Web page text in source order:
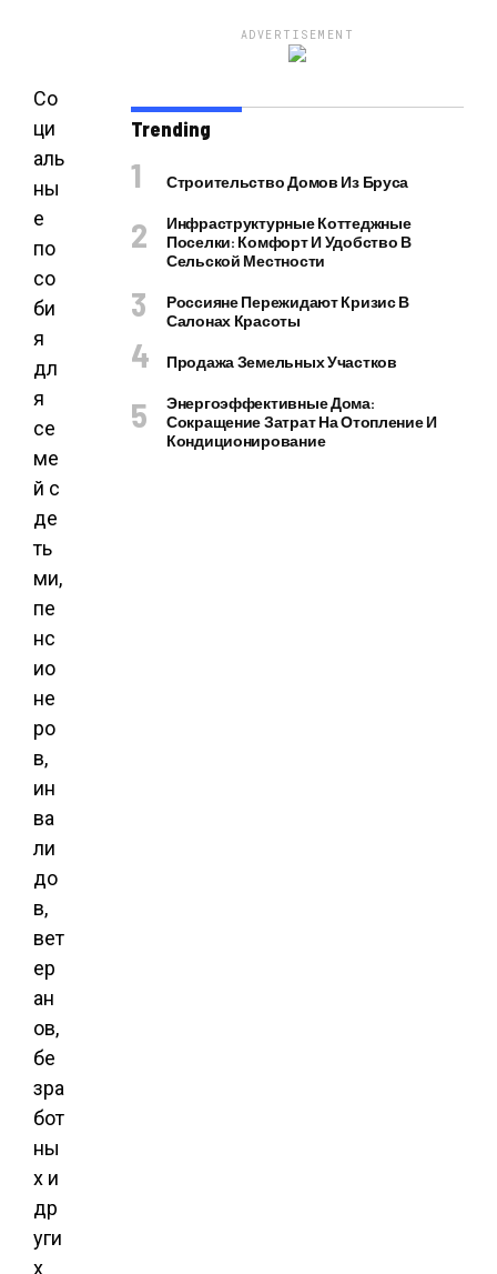
Со
ци
аль
ны
е
по
со
би
я
дл
я
се
ме
й с
де
ть
ми,
пе
нс
ио
не
ро
в,
ин
ва
ли
до
в,
вет
ер
ан
ов,
бе
зра
бот
ны
х и
др
уги
х
ADVERTISEMENT
Trending
Строительство Домов Из Бруса
Инфраструктурные Коттеджные
Поселки: Комфорт И Удобство В
Сельской Местности
Россияне Пережидают Кризис В
Салонах Красоты
Продажа Земельных Участков
Энергоэффективные Дома:
Сокращение Затрат На Отопление И
Кондиционирование